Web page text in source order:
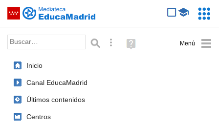
Saltar navegación
Palabra o frase: Búsqueda avanzada
Ayuda
(en
Inicio
Canal EducaMadrid
Últimos contenidos
Centros